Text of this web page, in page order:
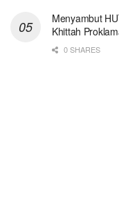
Menyambut
Khittah
0 SHARES